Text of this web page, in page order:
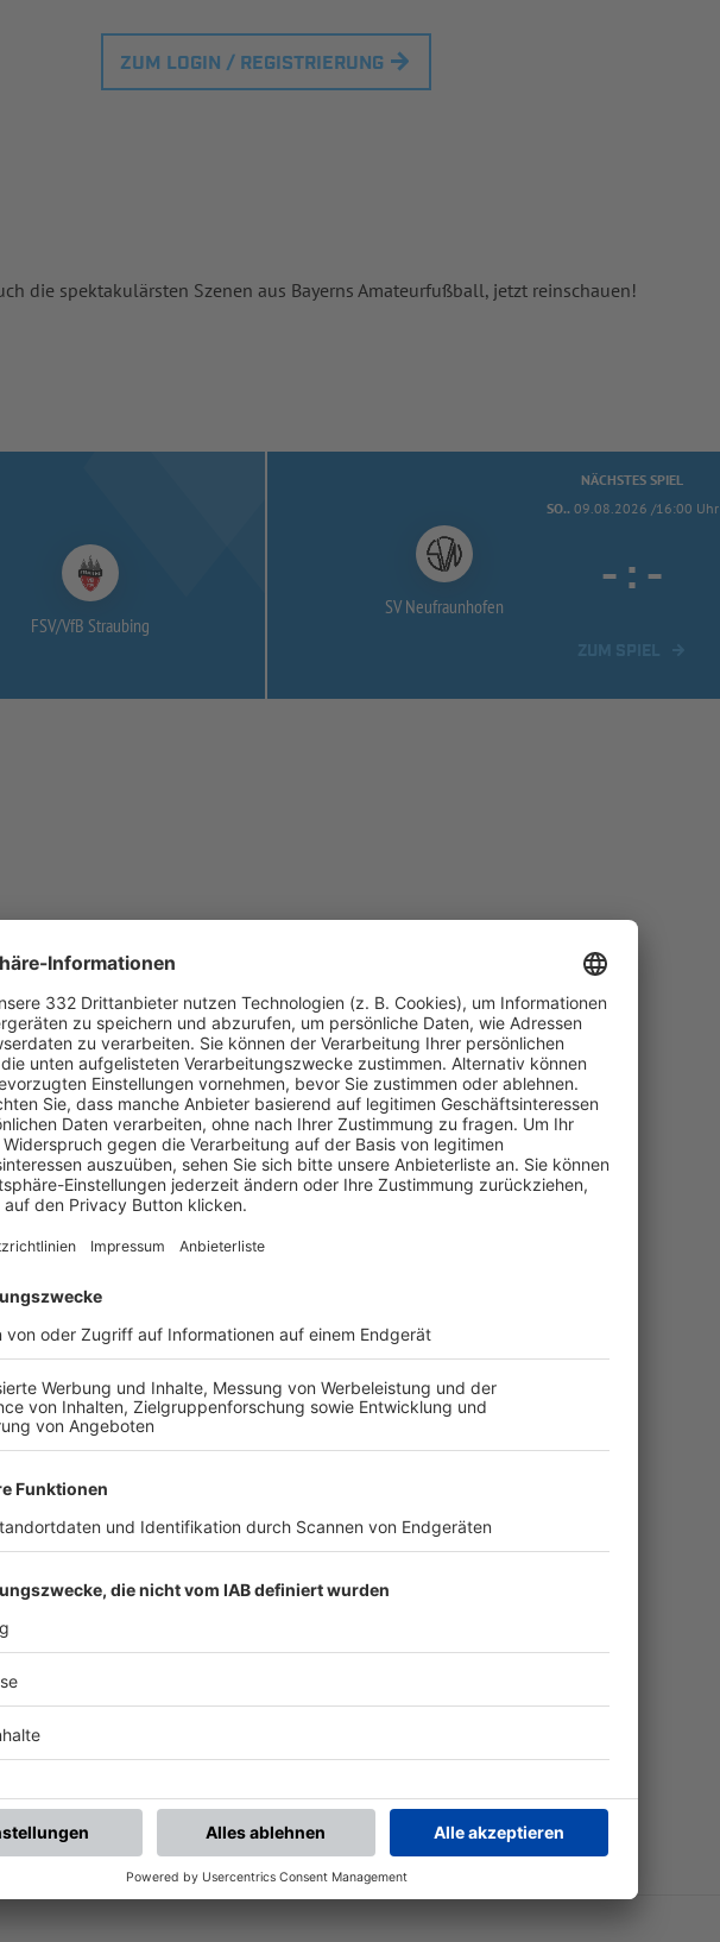
ZUM LOGIN / REGISTRIERUNG
die spektakulärsten Szenen aus Bayerns Amateurfußball, jetzt reinschauen!
FSV/VfB Straubing
NÄCHSTES SPIEL
SO.. 09.08.2026 /16:00 Uhr
SV Neufraunhofen
- : -
UNSERE NEUIGKEITEN FÜR DICH
Spiele Letzte Spiele Kompletter Spielplan